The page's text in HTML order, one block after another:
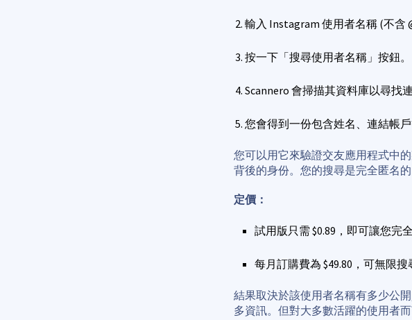
輸入 Instagram 使用者名稱 (不含
按一下「搜尋使用者名稱」按鈕。
Scannero 會掃描其資料庫以尋找連
您會得到一份包含姓名、連結帳戶
您可以用它來驗證交友應用程式中
背後的身份。您的搜尋是完全匿名
定價：
試用版只需 $0.89，即可讓您完全
每月訂購費為 $49.80，可無限搜
結果取決於該使用者名稱有多少公
多資訊。但對大多數活躍的使用者